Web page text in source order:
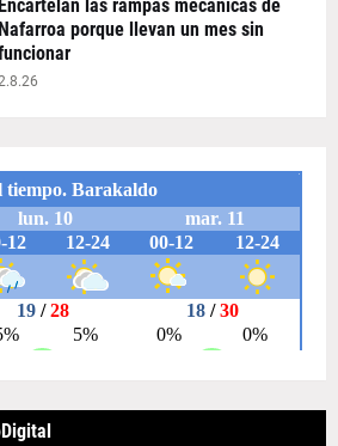
Encartelan las rampas mecánicas de
Nafarroa porque llevan un mes sin